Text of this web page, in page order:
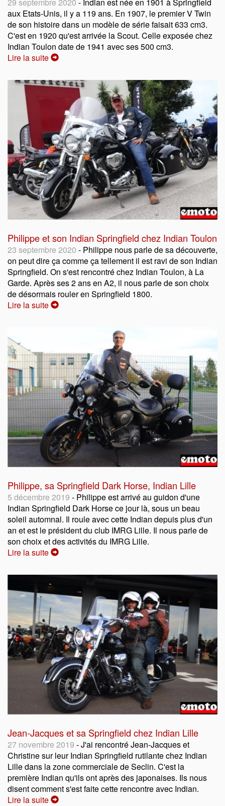
aux Etats-Unis, il y a 119 ans. En 1907, le premier V Twin
de son histoire dans un modèle de série faisait 633 cm3.
C'est en 1920 qu'est arrivée la Scout. Celle exposée chez
Indian Toulon date de 1941 avec ses 500 cm3.
Lire la suite
Philippe et son Indian Springfield chez Indian Toulon
23 septembre 2020 - Philippe nous parle de sa découverte,
on peut dire ça comme ça tellement il est ravi de son Indian
Springfield. On s'est rencontré chez Indian Toulon, à La
Garde. Après ses 2 ans en A2, il nous parle de son choix
de désormais rouler en Springfield 1800.
Lire la suite
Philippe, sa Springfield Dark Horse, Indian Lille
5 décembre 2019 - Philippe est arrivé au guidon d'une
Indian Springfield Dark Horse ce jour là, sous un beau
soleil automnal. Il roule avec cette Indian depuis plus d'un
an et est le président du club IMRG Lille. Il nous parle de
son choix et des activités du IMRG Lille.
Lire la suite
Jean-Jacques et sa Springfield chez Indian Lille
27 novembre 2019 - J'ai rencontré Jean-Jacques et
Christine sur leur Indian Springfield rutilante chez Indian
Lille dans la zone commerciale de Seclin. C'est la
première Indian qu'ils ont après des japonaises. Ils nous
disent comment s'est faite cette rencontre avec Indian.
Lire la suite